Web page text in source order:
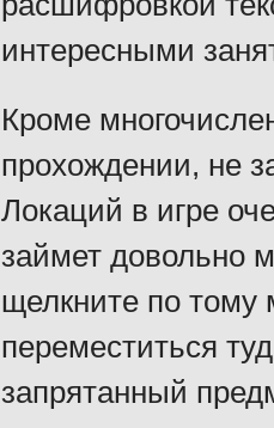
интересными
Кроме
прохождении, не
Локаций в игре
займет довольно
щелкните по тому
переместиться
запрятанный